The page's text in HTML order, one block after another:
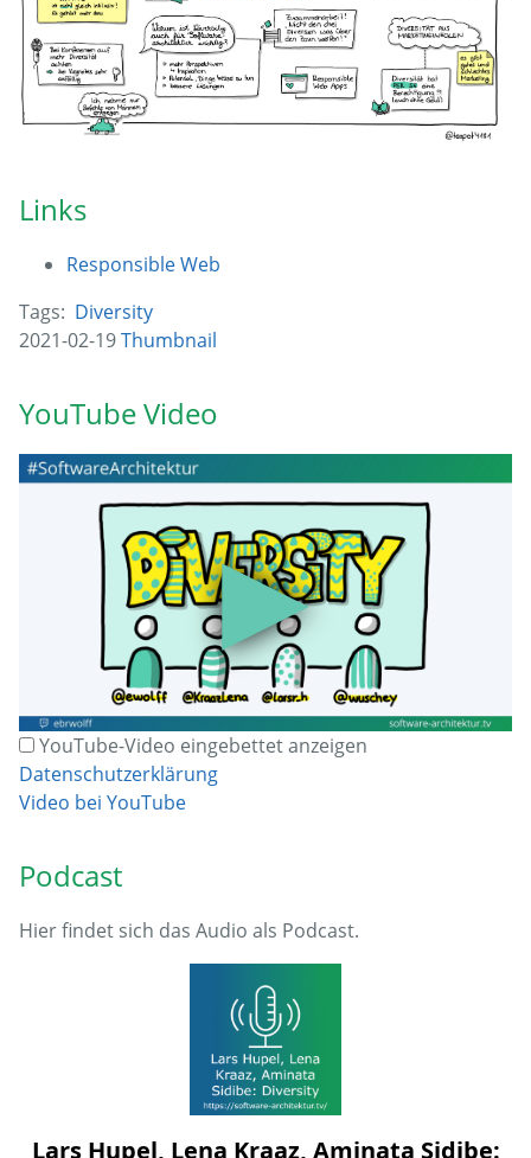
Links
Responsible Web
Tags: Diversity
2021-02-19Thumbnail
YouTube Video
▶
YouTube-Video eingebettet anzeigen
Datenschutzerklärung
Video bei YouTube
Podcast
Hier findet sich das Audio als Podcast.